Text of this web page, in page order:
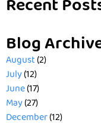
Recent
Blog
August(2)
July(12)
June(17)
May(27)
December(12)